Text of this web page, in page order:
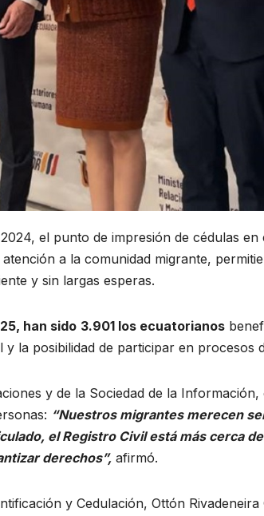
el punto de impresión de cédulas
a la comunidad migrante,
y sin largas esperas.
han sido 3.901 los ecuatorianos
la posibilidad de participar en procesos
y de la Sociedad de la
“Nuestros migrantes merecen
el Registro Civil está más cerca
derechos”, afirmó.
y Cedulación, Ottón